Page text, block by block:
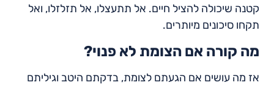
קטנה שיכולה להציל חיים. אל תתעצלו, אל תזלזלו, ואל
תקחו סיכונים מיותרים.
מה קורה אם הצומת לא פנוי?
אז מה עושים אם הגעתם לצומת, בדקתם היטב וגיליתם